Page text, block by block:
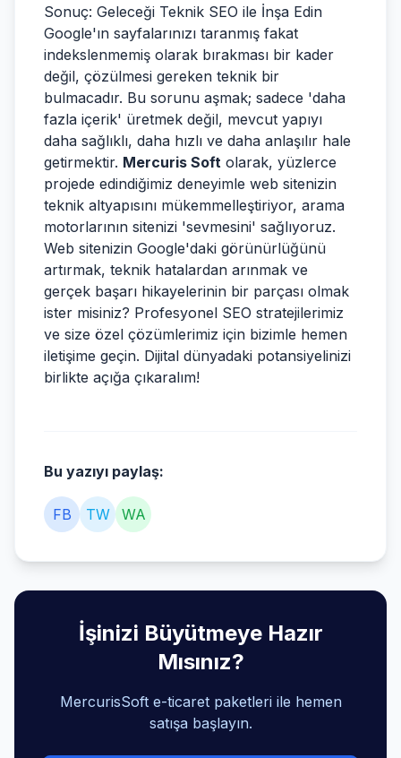
Sonuç: Geleceği Teknik SEO ile İnşa Edin
Google'ın sayfalarınızı taranmış fakat
indekslenmemiş olarak bırakması bir kader
değil, çözülmesi gereken teknik bir
bulmacadır. Bu sorunu aşmak; sadece 'daha
fazla içerik' üretmek değil, mevcut yapıyı
daha sağlıklı, daha hızlı ve daha anlaşılır hale
getirmektir. Mercuris Soft olarak, yüzlerce
projede edindiğimiz deneyimle web sitenizin
teknik altyapısını mükemmelleştiriyor, arama
motorlarının sitenizi 'sevmesini' sağlıyoruz.
Web sitenizin Google'daki görünürlüğünü
artırmak, teknik hatalardan arınmak ve
gerçek başarı hikayelerinin bir parçası olmak
ister misiniz? Profesyonel SEO stratejilerimiz
ve size özel çözümlerimiz için bizimle hemen
iletişime geçin. Dijital dünyadaki potansiyelinizi
birlikte açığa çıkaralım!
Bu yazıyı paylaş:
FB TW WA
İşinizi Büyütmeye Hazır
Mısınız?
MercurisSoft e-ticaret paketleri ile hemen
satışa başlayın.